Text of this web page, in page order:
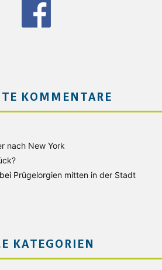
KOMMENTARE
nach New York
bei Prügelorgien mitten in der Stadt
KATEGORIEN